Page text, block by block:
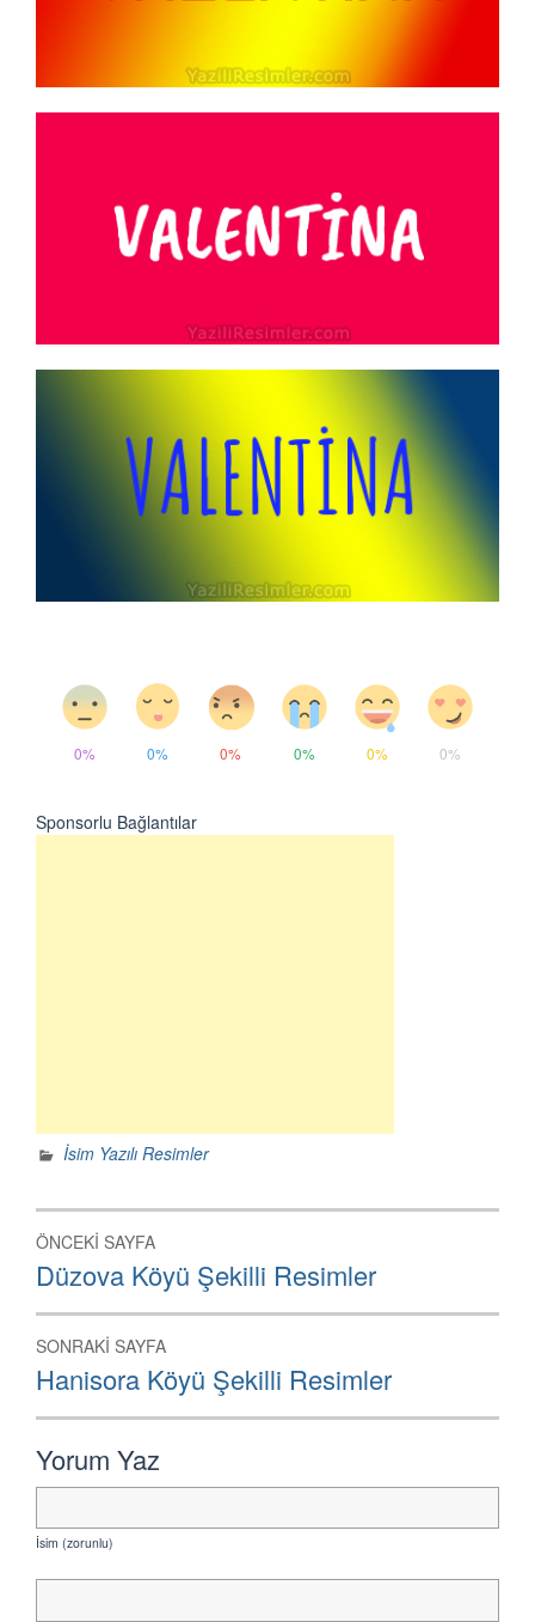
0% 0% 0% 0% 0% 0%
Sponsorlu Bağlantılar
İsim Yazılı Resimler
Yazı
dolaşımı
ÖNCEKI SAYFA
Önceki
Sayfa:
Düzova Köyü Şekilli Resimler
SONRAKI SAYFA
Sonraki
Sayfa:
Hanisora Köyü Şekilli Resimler
Yorum Yaz
İsim (zorunlu)